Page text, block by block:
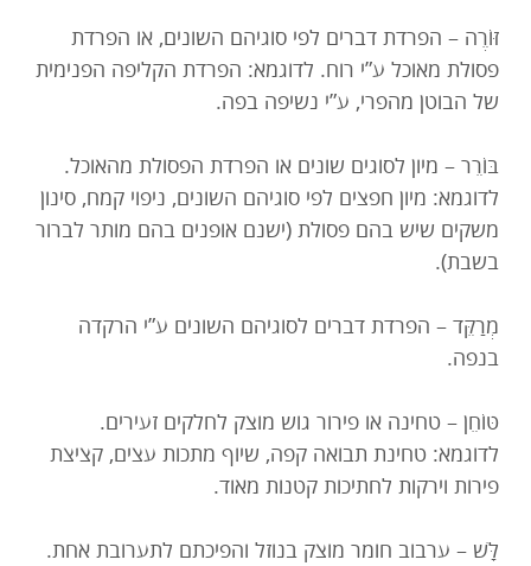
זּוֹרֶה – הפרדת דברים לפי סוגיהם השונים, או הפרדת
פסולת מאוכל ע”י רוח. לדוגמא: הפרדת הקליפה הפנימית
של הבוטן מהפרי, ע”י נשיפה בפה.
בּוֹרֵר – מיון לסוגים שונים או הפרדת הפסולת מהאוכל.
לדוגמא: מיון חפצים לפי סוגיהם השונים, ניפוי קמח, סינון
משקים שיש בהם פסולת (ישנם אופנים בהם מותר לברור
בשבת).
מְרַקֵּד – הפרדת דברים לסוגיהם השונים ע”י הרקדה
בנפה.
טּוֹחֵן – טחינה או פירור גוש מוצק לחלקים זעירים.
לדוגמא: טחינת תבואה קפה, שיוף מתכות עצים, קציצת
פירות וירקות לחתיכות קטנות מאוד.
לָּשׁ – ערבוב חומר מוצק בנוזל והפיכתם לתערובת אחת.